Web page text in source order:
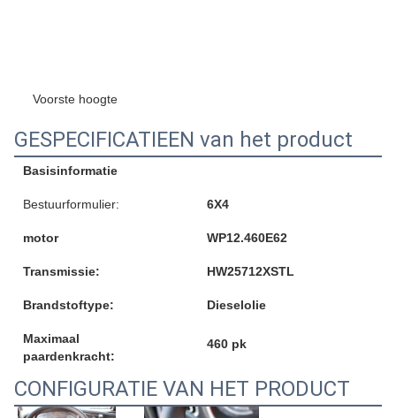
Voorste hoogte
GESPECIFICATIEEN van het product
Basisinformatie
Bestuurformulier: 6X4
motor WP12.460E62
Transmissie: HW25712XSTL
Brandstoftype: Dieselolie
Maximaal
paardenkracht:
460 pk
CONFIGURATIE VAN HET PRODUCT